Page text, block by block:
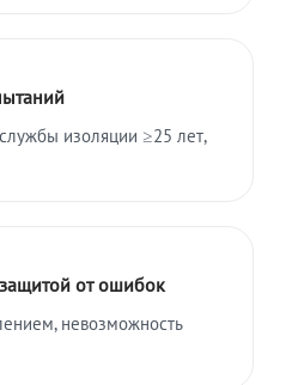
изоляции ≥25 лет,
от ошибок
невозможность